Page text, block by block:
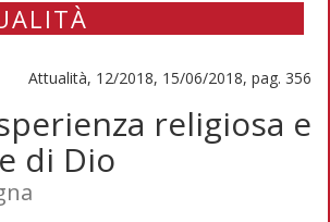
Attualità, 12/2018, 15/06/2018, pag. 356
religiosa e
di Dio